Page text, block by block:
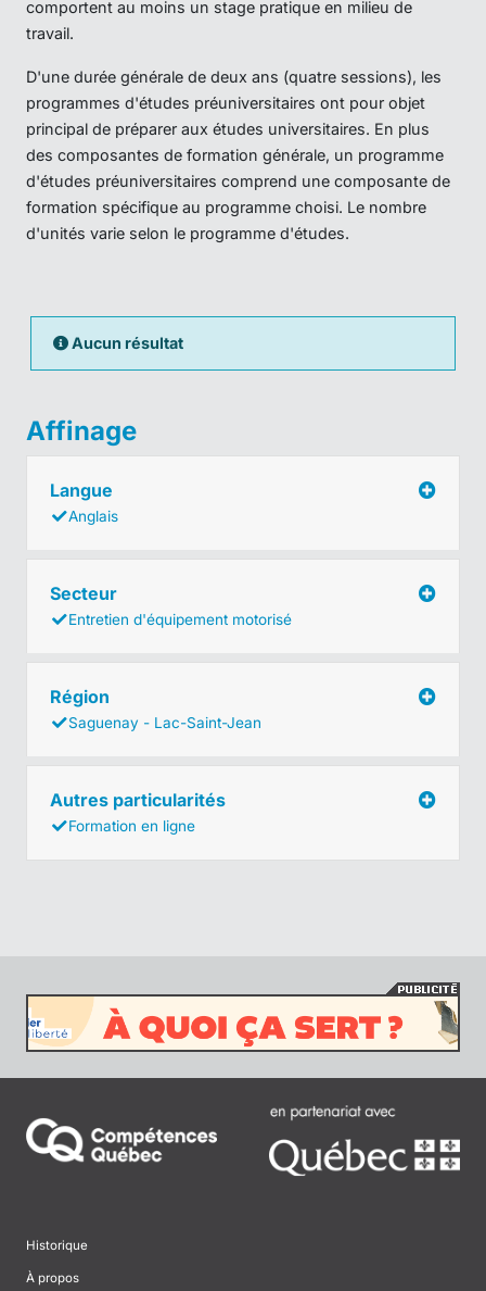
comportent au moins un stage pratique en milieu de
travail.
D'une durée générale de deux ans (quatre sessions), les
programmes d'études préuniversitaires ont pour objet
principal de préparer aux études universitaires. En plus
des composantes de formation générale, un programme
d'études préuniversitaires comprend une composante de
formation spécifique au programme choisi. Le nombre
d'unités varie selon le programme d'études.
Aucun résultat
Affinage
Langue
Anglais
Secteur
Entretien d'équipement motorisé
Région
Saguenay - Lac-Saint-Jean
Autres particularités
Formation en ligne
Historique
À propos